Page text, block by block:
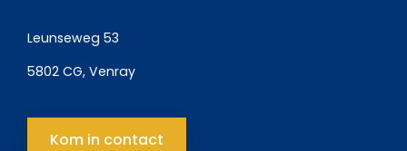
Leunseweg 53
5802 CG, Venray
Kom in contact